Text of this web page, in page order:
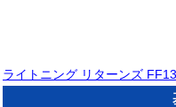
ライトニング リターンズ